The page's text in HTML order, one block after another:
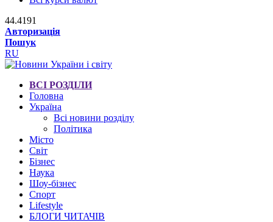
44.4191
Авторизація
Пошук
RU
ВСІ РОЗДІЛИ
Головна
Україна
Всі новини розділу
Політика
Місто
Світ
Бізнес
Наука
Шоу-бізнес
Спорт
Lifestyle
БЛОГИ ЧИТАЧІВ